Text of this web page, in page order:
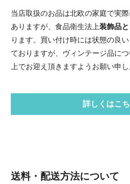
当店取扱のお品は北欧の家庭で実
ありますが、食品衛生法上装飾品
ります。買い付け時には状態の良
ておりますが、ヴィンテージ品に
上でお迎え頂きますようお願い申し
詳しくはこ
送料・配送方法について